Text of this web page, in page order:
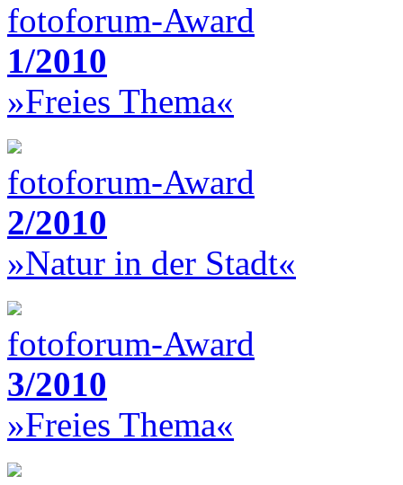
fotoforum-Award
1/2010
»Freies Thema«
fotoforum-Award
2/2010
»Natur in der Stadt«
fotoforum-Award
3/2010
»Freies Thema«